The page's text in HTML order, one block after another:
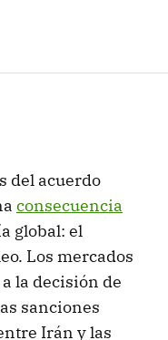
del acuerdo
consecuencia
global: el
Los mercados
la decisión de
sanciones
Irán y las